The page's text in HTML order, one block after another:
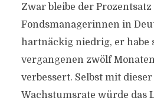
Zwar bleibe der Prozentsatz
Fondsmanagerinnen in
hartnäckig niedrig, er habe
vergangenen zwölf
verbessert. Selbst mit
Wachstumsrate würde das